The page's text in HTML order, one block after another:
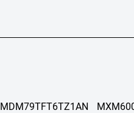
MDM79TFT6TZ1AN